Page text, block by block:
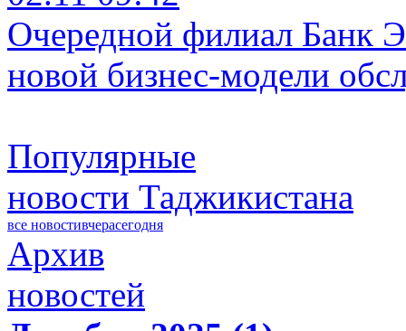
Очередной филиал Банк
новой бизнес-модели
Популярные
новости Таджикистана
все новостивчерасегодня
Архив
новостей